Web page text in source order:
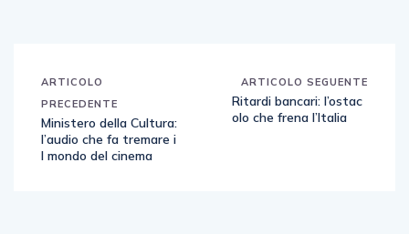
ARTICOLO
PRECEDENTE
Ministero della Cultura:
l’audio che fa tremare i
l mondo del cinema
ARTICOLO SEGUENTE
Ritardi bancari: l’ostac
olo che frena l’Italia